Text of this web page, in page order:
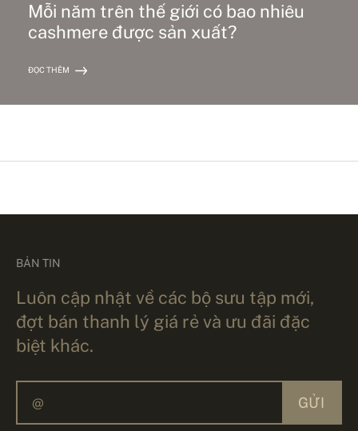
Mỗi năm trên thế giới có bao nhiêu
cashmere được sản xuất?
ĐỌC THÊM
BẢN TIN
Luôn cập nhật về các bộ sưu tập mới,
đợt bán thanh lý giá rẻ và ưu đãi đặc
biệt khác.
GỬI